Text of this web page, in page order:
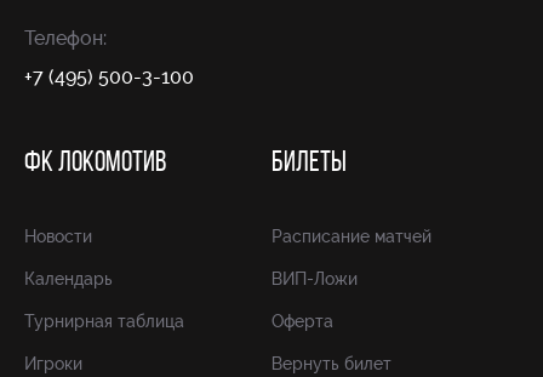
Телефон:
+7 (495) 500-3-100
ФК ЛОКОМОТИВ
Новости
Календарь
Турнирная таблица
Игроки
БИЛЕТЫ
Расписание матчей
ВИП-Ложи
Оферта
Вернуть билет